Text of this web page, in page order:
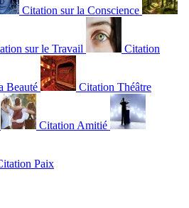
Citation sur la Conscience
sur le Travail Citation
Beauté Citation Théâtre
Citation Amitié
Paix